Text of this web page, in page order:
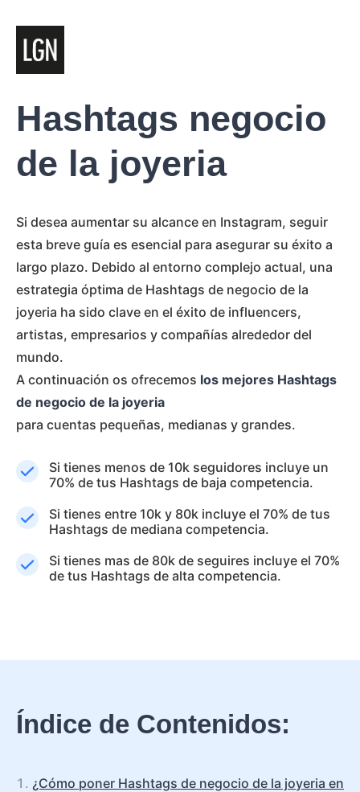
Hashtags negocio
de la joyeria
Si desea aumentar su alcance en Instagram, seguir
esta breve guía es esencial para asegurar su éxito a
largo plazo. Debido al entorno complejo actual, una
estrategia óptima de Hashtags de negocio de la
joyeria ha sido clave en el éxito de influencers,
artistas, empresarios y compañías alrededor del
mundo.
A continuación os ofrecemos los mejores Hashtags
de negocio de la joyeria
para cuentas pequeñas, medianas y grandes.
Si tienes menos de 10k seguidores incluye un
70% de tus Hashtags de baja competencia.
Si tienes entre 10k y 80k incluye el 70% de tus
Hashtags de mediana competencia.
Si tienes mas de 80k de seguires incluye el 70%
de tus Hashtags de alta competencia.
Índice de Contenidos:
¿Cómo poner Hashtags de negocio de la joyeria en